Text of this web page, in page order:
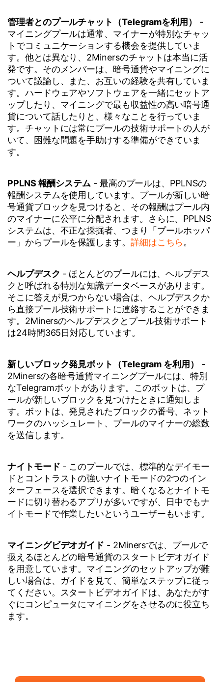
管理者とのプールチャット（Telegramを利用）
-
マイニングプールは通常、マイナーが特別なチャッ
トでコミュニケーションする機会を提供していま
す。他とは異なり、2Minersのチャットは本当に活
発です。そのメンバーは、暗号通貨やマイニングに
ついて議論し、また、お互いの経験を共有していま
す。ハードウェアやソフトウェアを一緒にセットア
ップしたり、マイニングで最も収益性の高い暗号通
貨について話したりと、様々なことを行っていま
す。チャットには常にプールの技術サポートの人が
いて、困難な問題を手助けする準備ができていま
す。
PPLNS 報酬システム - 最高のプールは、PPLNSの
報酬システムを使用しています。プールが新しい暗
号通貨ブロックを見つけると、その報酬はプール内
のマイナーに公平に分配されます。さらに、PPLNS
システムは、不正な採掘者、つまり「プールホッパ
ー」からプールを保護します。 詳細はこちら。
ヘルプデスク - ほとんどのプールには、ヘルプデス
クと呼ばれる特別な知識データベースがあります。
そこに答えが見つからない場合は、ヘルプデスクか
ら直接プール技術サポートに連絡することができま
す。2Minersのヘルプデスクとプール技術サポート
は24時間365日対応しています。
新しいブロック発見ボット（Telegram を利用）
-
2Minersの各暗号通貨マイニングプールには、特別
なTelegramボットがあります。このボットは、プ
ールが新しいブロックを見つけたときに通知しま
す。ボットは、発見されたブロックの番号、ネット
ワークのハッシュレート、プールのマイナーの総数
を送信します。
ナイトモード - このプールでは、標準的なデイモー
ドとコントラストの強いナイトモードの2つのイン
ターフェースを選択できます。暗くなるとナイトモ
ードに切り替わるアプリが多いですが、日中でもナ
イトモードで作業したいというユーザーもいます。
マイニングビデオガイド - 2Minersでは、プールで
扱えるほとんどの暗号通貨のスタートビデオガイド
を用意しています。マイニングのセットアップが難
しい場合は、ガイドを見て、簡単なステップに従っ
てください。スタートビデオガイドは、あなたがす
ぐにコンピュータにマイニングをさせるのに役立ち
ます。